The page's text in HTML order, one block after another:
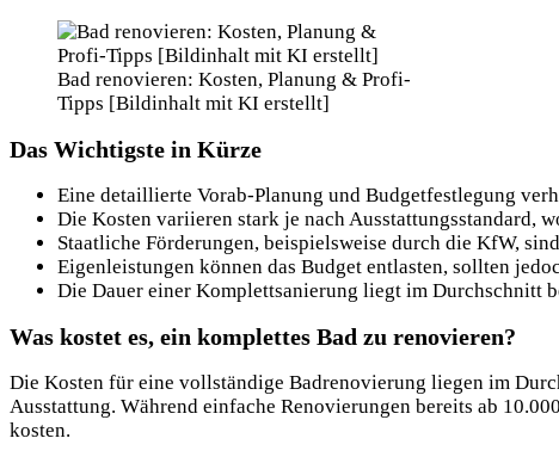
Bad renovieren: Kosten, Planung & Profi-
Tipps [Bildinhalt mit KI erstellt]
Das Wichtigste in Kürze
Eine detaillierte Vorab-Planung und Budgetfestlegung
Die Kosten variieren stark je nach Ausstattungsstandard,
Staatliche Förderungen, beispielsweise durch die KfW,
Eigenleistungen können das Budget entlasten, sollten
Die Dauer einer Komplettsanierung liegt im Durchschnitt
Was kostet es, ein komplettes Bad zu renovieren?
Die Kosten für eine vollständige Badrenovierung liegen im
Ausstattung. Während einfache Renovierungen bereits ab
kosten.